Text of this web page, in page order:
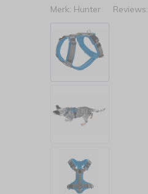
Merk: Hunter Reviews: